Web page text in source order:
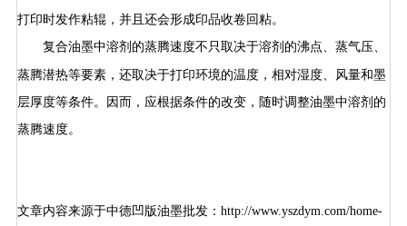
打印时发作粘辊，并且还会形成印品收卷回粘。
复合油墨中溶剂的蒸腾速度不只取决于溶剂的沸点、蒸气压、
蒸腾潜热等要素，还取决于打印环境的温度，相对湿度、风量和墨
层厚度等条件。因而，应根据条件的改变，随时调整油墨中溶剂的
蒸腾速度。
文章内容来源于中德凹版油墨批发： http://www.yszdym.com/home-